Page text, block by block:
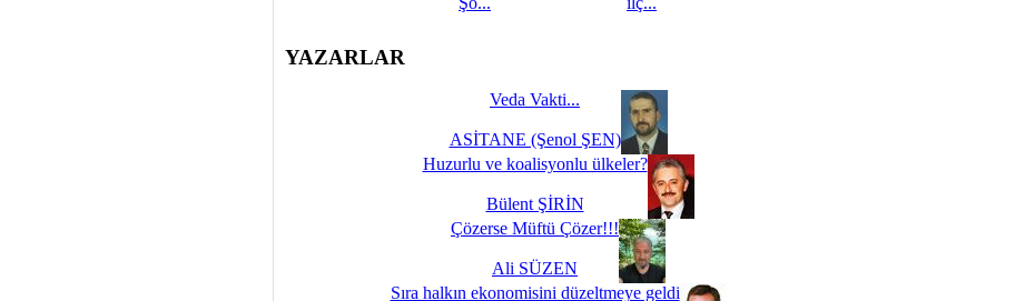
YAZARLAR
Veda Vakti...
ASİTANE (Şenol ŞEN)
Huzurlu ve koalisyonlu ülkeler?
Bülent ŞİRİN
Çözerse Müftü Çözer!!!
Ali SÜZEN
Sıra halkın ekonomisini düzeltmeye geldi